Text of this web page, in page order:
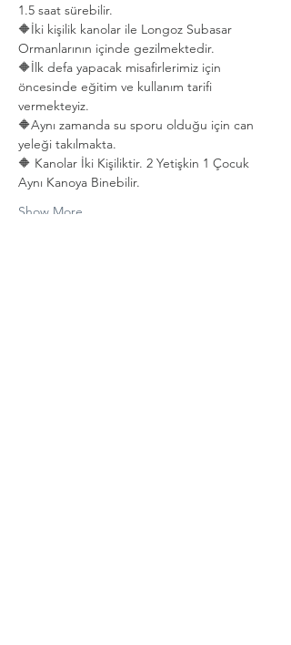
1.5 saat sürebilir.
🔶İki kişilik kanolar ile Longoz Subasar
Ormanlarının içinde gezilmektedir.
🔶İlk defa yapacak misafirlerimiz için
öncesinde eğitim ve kullanım tarifi
vermekteyiz.
🔶Aynı zamanda su sporu olduğu için can
yeleği takılmakta.
🔶 Kanolar İki Kişiliktir. 2 Yetişkin 1 Çocuk
Aynı Kanoya Binebilir.
Show More